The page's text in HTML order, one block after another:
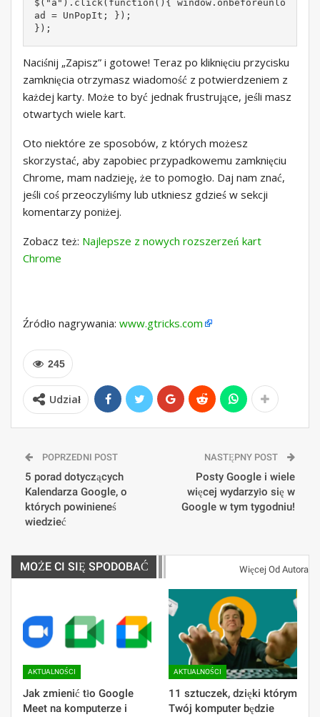
$("a").click(function(){ window.onbeforeunlo
ad = UnPopIt; });
});
Naciśnij „Zapisz” i gotowe! Teraz po kliknięciu przycisku
zamknięcia otrzymasz wiadomość z potwierdzeniem z
każdej karty. Może to być jednak frustrujące, jeśli masz
otwartych wiele kart.
Oto niektóre ze sposobów, z których możesz
skorzystać, aby zapobiec przypadkowemu zamknięciu
Chrome, mam nadzieję, że to pomogło. Daj nam znać,
jeśli coś przeoczyliśmy lub utkniesz gdzieś w sekcji
komentarzy poniżej.
Zobacz też: Najlepsze z nowych rozszerzeń kart
Chrome
Źródło nagrywania: www.gtricks.com
245
Udział
POPRZEDNI POST
5 porad dotyczących
Kalendarza Google, o
których powinieneś
wiedzieć
NASTĘPNY POST
Posty Google i wiele
więcej wydarzyło się w
Google w tym tygodniu!
MOŻE CI SIĘ SPODOBAĆ Więcej Od Autora
AKTUALNOŚCI
Jak zmienić tło Google
Meet na komputerze i
AKTUALNOŚCI
11 sztuczek, dzięki którym
Twój komputer będzie